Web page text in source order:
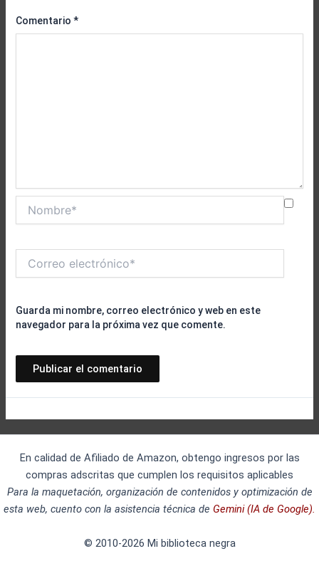
Comentario*
electrónico*
Guarda mi nombre, correo electrónico y web en este
navegador para la próxima vez que comente.
En calidad de Afiliado de Amazon, obtengo ingresos por las
compras adscritas que cumplen los requisitos aplicables
Para la maquetación, organización de contenidos y optimización de
esta web, cuento con la asistencia técnica de Gemini (IA de Google).
© 2010-2026 Mi biblioteca negra